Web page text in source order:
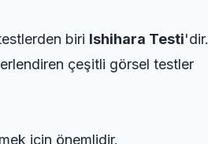
biri Ishihara Testi'dir.
çeşitli görsel testler
için önemlidir.